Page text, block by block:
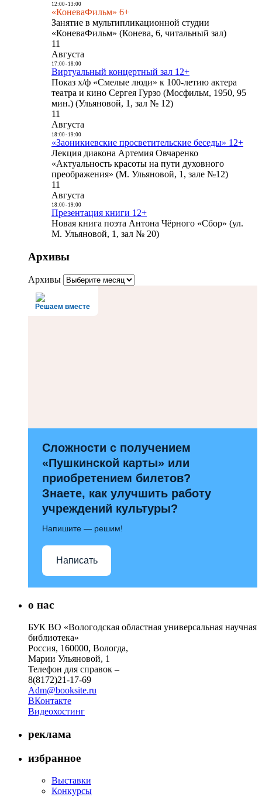
12:00- 13:00
«КоневаФильм» 6+
Занятие в мультипликационной студии
«КоневаФильм» (Конева, 6, читальный зал)
11
Августа
17:00- 18:00
Виртуальный концертный зал 12+
Показ х/ф «Смелые люди» к 100-летию актера
театра и кино Сергея Гурзо (Мосфильм, 1950, 95
мин.) (Ульяновой, 1, зал № 12)
11
Августа
18:00- 19:00
«Заоникиевские просветительские беседы» 12+
Лекция диакона Артемия Овчаренко
«Актуальность красоты на пути духовного
преображения» (М. Ульяновой, 1, зале №12)
11
Августа
18:00- 19:00
Презентация книги 12+
Новая книга поэта Антона Чёрного «Сбор» (ул.
М. Ульяновой, 1, зал № 20)
Архивы
Архивы
Решаем вместе
Сложности с получением
«Пушкинской карты» или
приобретением билетов?
Знаете, как улучшить работу
учреждений культуры?
Напишите — решим!
Написать
о нас
БУК ВО «Вологодская областная универсальная научная
библиотека»
Россия, 160000, Вологда,
Марии Ульяновой, 1
Телефон для справок –
8(8172)21-17-69
Adm@booksite.ru
ВКонтакте
Видеохостинг
реклама
избранное
Выставки
Конкурсы